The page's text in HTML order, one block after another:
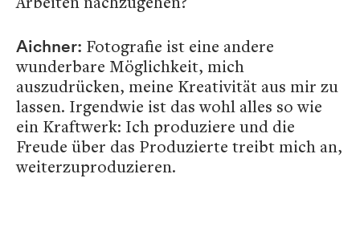
Aichner: Fotografie ist eine andere
wunderbare Möglichkeit, mich
auszudrücken, meine Kreativität aus mir zu
lassen. Irgendwie ist das wohl alles so wie
ein Kraftwerk: Ich produziere und die
Freude über das Produzierte treibt mich an,
weiterzuproduzieren.